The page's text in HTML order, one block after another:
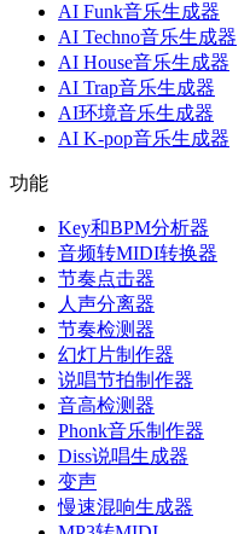
AI Funk音乐生成器
AI Techno音乐生成器
AI House音乐生成器
AI Trap音乐生成器
AI环境音乐生成器
AI K-pop音乐生成器
功能
Key和BPM分析器
音频转MIDI转换器
节奏点击器
人声分离器
节奏检测器
幻灯片制作器
说唱节拍制作器
音高检测器
Phonk音乐制作器
Diss说唱生成器
变声
慢速混响生成器